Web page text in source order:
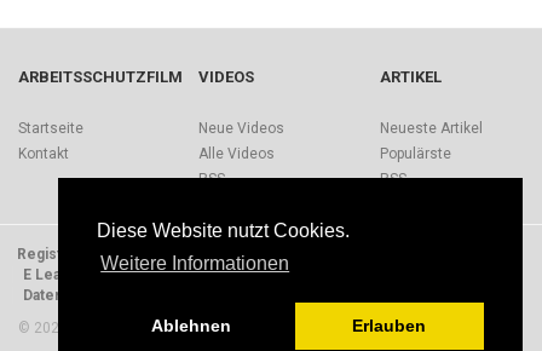
Diese Website nutzt Cookies.
Weitere Informationen
Ablehnen Erlauben
Gesunde Ernährung - Was Unternehmen
15.3k Aufrufe
Berufskraftfahrer - Be- und Entladen
20.7k Aufrufe
Berufskraftfahrer Ergonomie
Berufskraftfahrer - Konflikte
ARBEITSSCHUTZFILM
Startseite
Kontakt
VIDEOS
Neue Videos
Alle Videos
RSS
ARTIKEL
Neueste Artikel
Populärste
RSS
Registrieren Impressum Quellen
E Learning Einheiten
Nutzungsbedingungen
Datenschutzerklärung
© 2026 Arbeitsschutzfilm. Alle Rechte vorbehalten.